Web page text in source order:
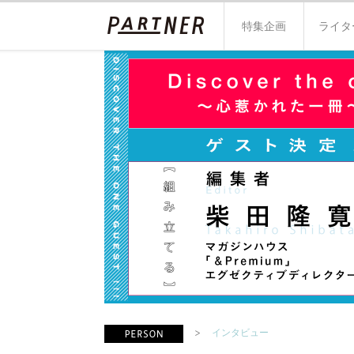
特集企画 ライタ
インタビュー